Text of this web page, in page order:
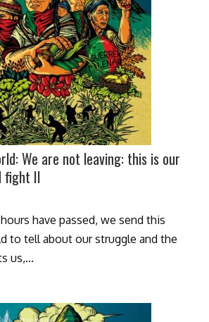
We are not leaving: this is our
fight II
have passed, we send this
to tell about our struggle and the
us,...